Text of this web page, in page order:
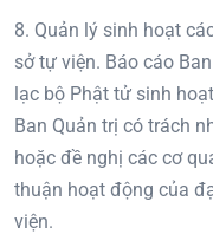
8. Quản lý sinh hoạt
sở tự viện. Báo cáo
lạc bộ Phật tử sinh
Ban Quản trị có trách
hoặc đề nghị các cơ
thuận hoạt động của
viện.